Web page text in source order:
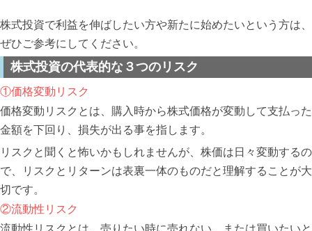
株式投資で利益を伸ばしたい方や新たに始めたいという方は、
ぜひご参考にしてください。
株式投資の代表的な３つのリスク
①価格変動リスク
価格変動リスクとは、購入時から株式価格が変動して支払った
金額を下回り、損失が出る事を指します。
リスクと聞くと怖いかもしれませんが、株価は日々変動するの
で、リスクとリターンは表裏一体のものだと理解することが大
切です。
②流動性リスク
流動性リスクとは、売りたい時に売れない、または買いたいと